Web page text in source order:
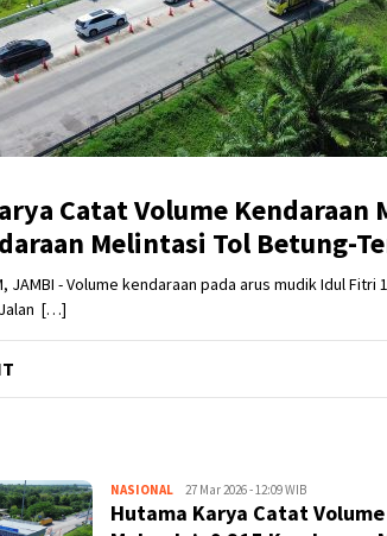
Catat Volume Kendaraan
Melintasi Tol Betung-
JAMBI - Volume kendaraan pada arus mudik Idul Fitri
[…]
NASIONAL Kejar
Kabar
27 Mar 2026 - 12:09 WIB
Hutama Karya Catat